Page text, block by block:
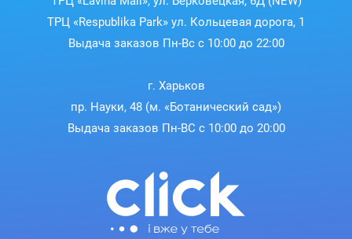
ТРЦ «Respublika Park» ул. Кольцевая дорога, 1
Выдача заказов Пн-Вс с 10:00 до 22:00
г. Харьков
пр. Науки, 48 (м. «Ботанический сад»)
Выдача заказов Пн-ВС с 10:00 до 20:00